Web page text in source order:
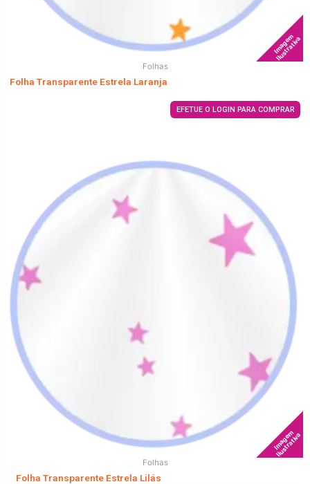
Imagem
Ilustrativa
Folhas
Folha Transparente Estrela Laranja
EFETUE O LOGIN PARA COMPRAR
Imagem
Ilustrativa
Folhas
Folha Transparente Estrela Lilás